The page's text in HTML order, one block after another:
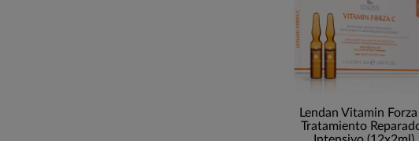
Lendan Vitamin Forza
Tratamiento